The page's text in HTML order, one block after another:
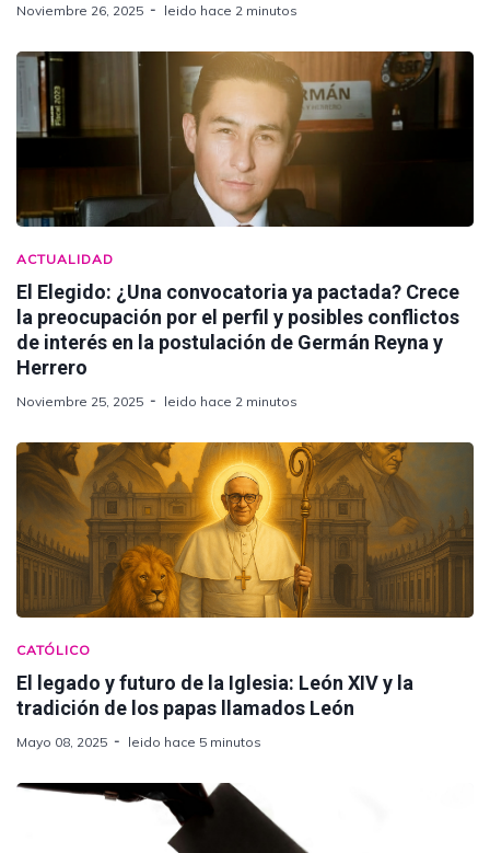
Noviembre 26, 2025 leido hace 2 minutos
ACTUALIDAD
El Elegido: ¿Una convocatoria ya pactada? Crece
la preocupación por el perfil y posibles conflictos
de interés en la postulación de Germán Reyna y
Herrero
Noviembre 25, 2025 leido hace 2 minutos
CATÓLICO
El legado y futuro de la Iglesia: León XIV y la
tradición de los papas llamados León
Mayo 08, 2025 leido hace 5 minutos